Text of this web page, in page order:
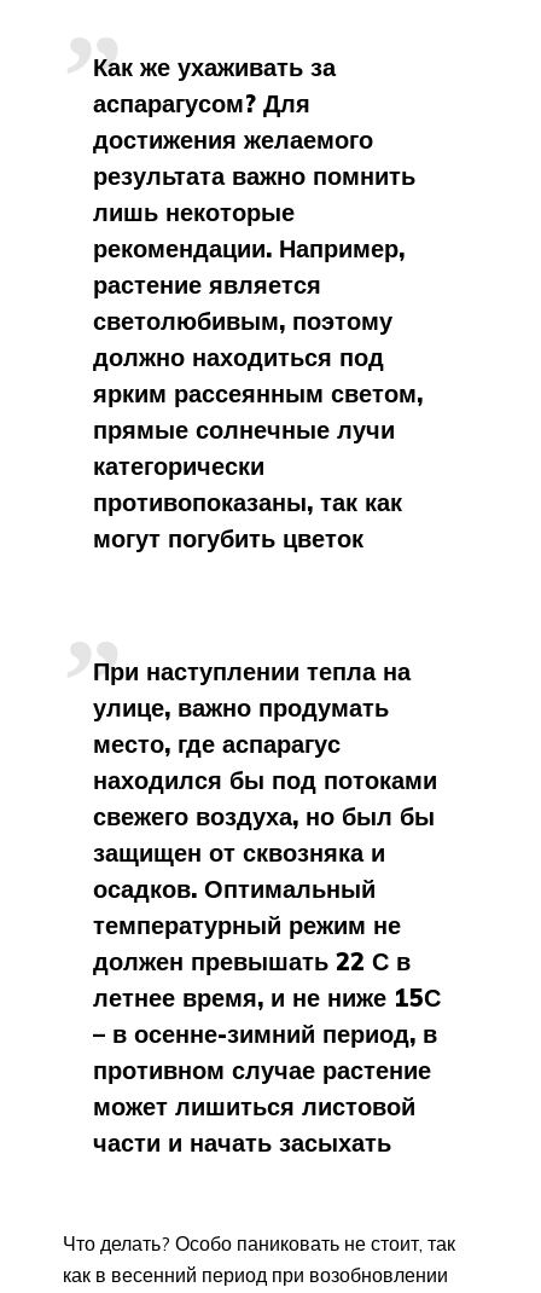
Как же ухаживать за
аспарагусом? Для
достижения желаемого
результата важно помнить
лишь некоторые
рекомендации. Например,
растение является
светолюбивым, поэтому
должно находиться под
ярким рассеянным светом,
прямые солнечные лучи
категорически
противопоказаны, так как
могут погубить цветок
При наступлении тепла на
улице, важно продумать
место, где аспарагус
находился бы под потоками
свежего воздуха, но был бы
защищен от сквозняка и
осадков. Оптимальный
температурный режим не
должен превышать 22 С в
летнее время, и не ниже 15С
– в осенне-зимний период, в
противном случае растение
может лишиться листовой
части и начать засыхать
Что делать? Особо паниковать не стоит, так
как в весенний период при возобновлении